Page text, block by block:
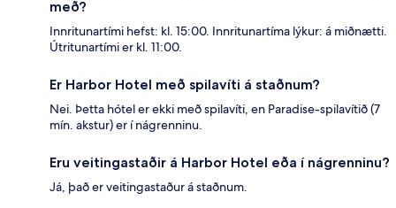
með?
Innritunartími hefst: kl. 15:00. Innritunartíma lýkur: á miðnætti.
Útritunartími er kl. 11:00.
Er Harbor Hotel með spilavíti á staðnum?
Nei. Þetta hótel er ekki með spilavíti, en Paradise-spilavítið (7
mín. akstur) er í nágrenninu.
Eru veitingastaðir á Harbor Hotel eða í nágrenninu?
Já, það er veitingastaður á staðnum.